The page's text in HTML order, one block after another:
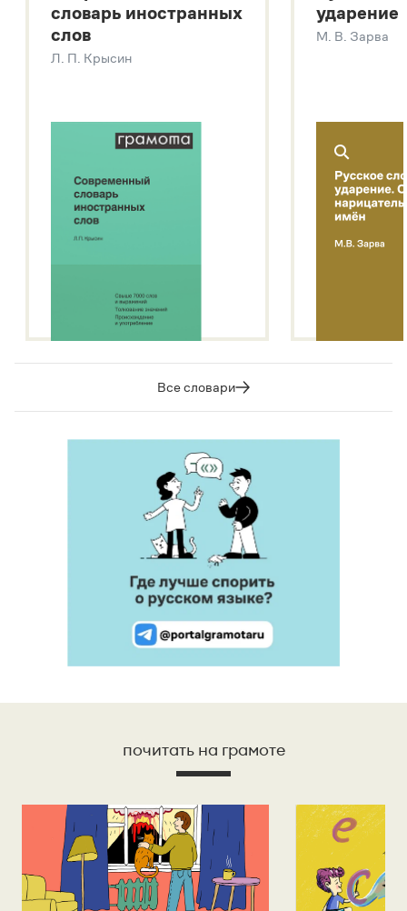
Современный словарь иностранных слов
Звук – технология синтеза платформы
SaluteSpeech
словарь иностранных
слов
Л. П. Крысин
ударение
М. В. Зарва
Все словари
почитать на грамоте